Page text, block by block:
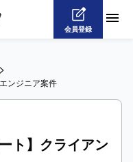
会員登録
>
ンジニア案件
ト】クライアン